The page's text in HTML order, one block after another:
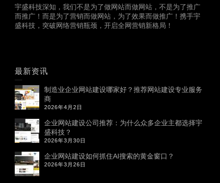
宇盛科技深知，我们不是为了做网站而做网站，不是为了推广
而推广！而是为了营销而做网站，为了效果而做推广！携手宇
盛科技，突破网络营销瓶颈，开启全网营销新格局！
最新资讯
制造业企业网站建设哪家好？推荐网站建设专业服务
商
2026年4月2日
企业网站建设公司推荐：为什么众多企业主都选择宇
盛科技？
2026年3月30日
企业网站建设如何抓住AI搜索的黄金窗口？
2026年3月26日